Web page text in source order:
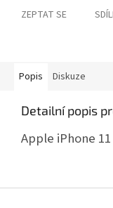
ZEPTAT SE
Popis Diskuze
Detailní popis
Apple iPhone